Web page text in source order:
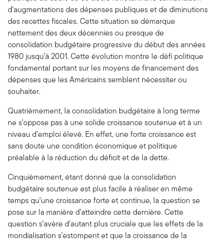
d’augmentations des dépenses publiques et de diminutions
des recettes fiscales. Cette situation se démarque
nettement des deux décennies ou presque de
consolidation budgétaire progressive du début des années
1980 jusqu’à 2001. Cette évolution montre le défi politique
fondamental portant sur les moyens de financement des
dépenses que les Américains semblent nécessiter ou
souhaiter.
Quatrièmement, la consolidation budgétaire à long terme
ne s’oppose pas à une solide croissance soutenue et à un
niveau d’emploi élevé. En effet, une forte croissance est
sans doute une condition économique et politique
préalable à la réduction du déficit et de la dette.
Cinquièmement, étant donné que la consolidation
budgétaire soutenue est plus facile à réaliser en même
temps qu’une croissance forte et continue, la question se
pose sur la manière d’atteindre cette dernière. Cette
question s’avère d'autant plus cruciale que les effets de la
mondialisation s'estompent et que la croissance de la